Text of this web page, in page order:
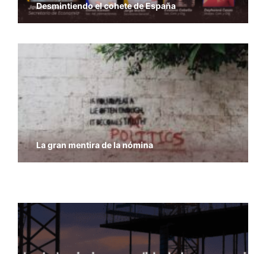
Desmintiendo el cohete de España
La gran mentira de la nómina
Economía y Libertad – Previsiones del PIB del
FMI